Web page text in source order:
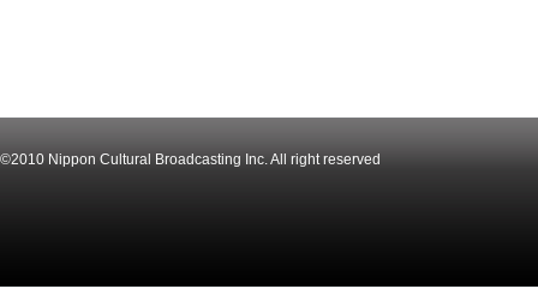
©2010 Nippon Cultural Broadcasting Inc. All right reserved